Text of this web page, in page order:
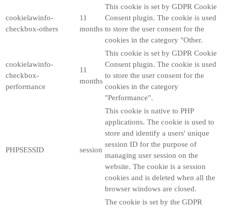
cookielawinfo-
checkbox-others
11
months
This cookie is set by GDPR Cookie
Consent plugin. The cookie is used
to store the user consent for the
cookies in the category "Other.
cookielawinfo-
checkbox-
performance
11
months
This cookie is set by GDPR Cookie
Consent plugin. The cookie is used
to store the user consent for the
cookies in the category
"Performance".
PHPSESSID session
This cookie is native to PHP
applications. The cookie is used to
store and identify a users' unique
session ID for the purpose of
managing user session on the
website. The cookie is a session
cookies and is deleted when all the
browser windows are closed.
The cookie is set by the GDPR